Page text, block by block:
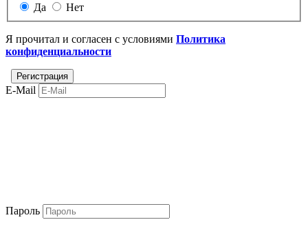
Да
Нет
Я прочитал и согласен с условиями Политика
конфиденциальности
E-Mail
Пароль